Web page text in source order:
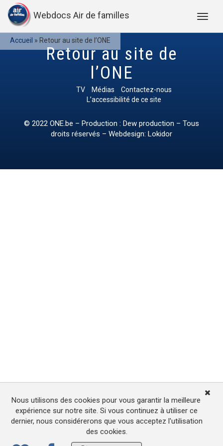
Webdocs Air de familles
Accueil » Retour au site de l’ONE
Retour au site de
l’ONE
TV Médias
Contactez-nous
L’accessibilité de ce site
© 2022 ONE.be – Production : Dew production – Tous
droits réservés – Webdesign: Lokidor
Nous utilisons des cookies pour vous garantir la meilleure
expérience sur notre site. Si vous continuez à utiliser ce
dernier, nous considérerons que vous acceptez l'utilisation
des cookies.